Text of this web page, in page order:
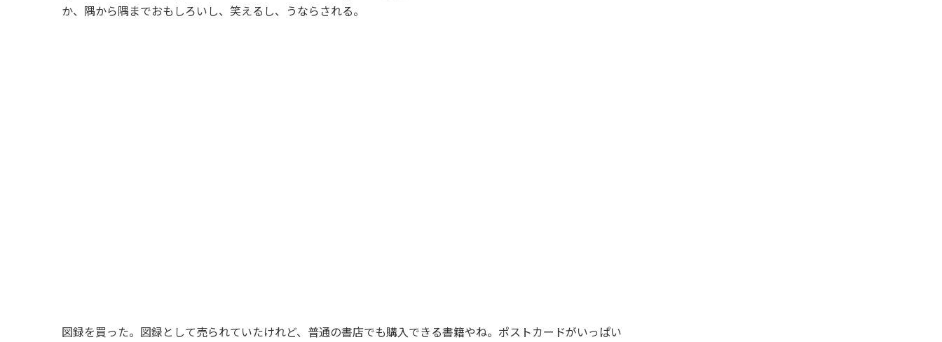
か、隅から隅までおもしろいし、笑えるし、うならされる。
図録を買った。図録として売られていたけれど、普通の書店でも購入できる書籍やね。ポストカードがいっぱい